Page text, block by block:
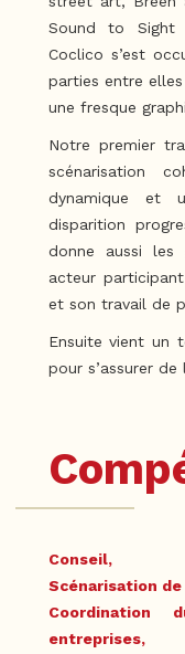
Sound to
Coclico s’est
parties entre
une fresque
Notre premier
scénarisation
dynamique et
disparition
donne aussi les
acteur
et son travail de
Ensuite vient un
pour s’assurer
Conseil,
Scénarisation de
Coordination
entreprises,